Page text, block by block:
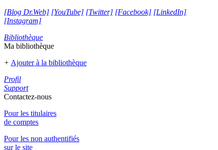
[Blog Dr.Web] [YouTube] [Twitter] [Facebook] [LinkedIn]
[Instagram]
Bibliothèque
Ma bibliothèque
+ Ajouter à la bibliothèque
Profil
Support
Contactez-nous
Pour les titulaires
de comptes
Pour les non authentifiés
sur le site